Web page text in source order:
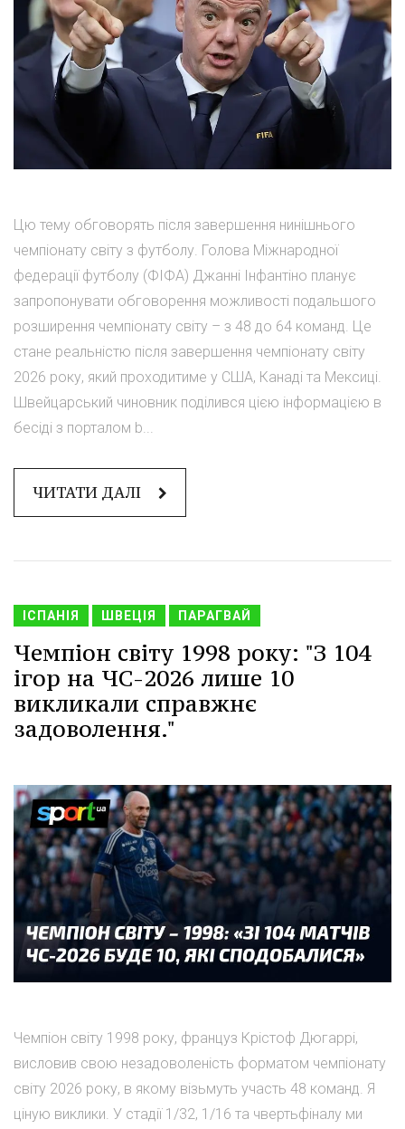
Цю тему обговорять після завершення нинішнього
чемпіонату світу з футболу. Голова Міжнародної
федерації футболу (ФІФА) Джанні Інфантіно планує
запропонувати обговорення можливості подальшого
розширення чемпіонату світу – з 48 до 64 команд. Це
стане реальністю після завершення чемпіонату світу
2026 року, який проходитиме у США, Канаді та Мексиці.
Швейцарський чиновник поділився цією інформацією в
бесіді з порталом b...
ЧИТАТИ ДАЛІ
ІСПАНІЯ ШВЕЦІЯ ПАРАГВАЙ
Чемпіон світу 1998 року: "З 104
ігор на ЧС-2026 лише 10
викликали справжнє
задоволення."
Чемпіон світу 1998 року, француз Крістоф Дюгаррі,
висловив свою незадоволеність форматом чемпіонату
світу 2026 року, в якому візьмуть участь 48 команд. Я
ціную виклики. У стадії 1/32, 1/16 та чвертьфіналу ми